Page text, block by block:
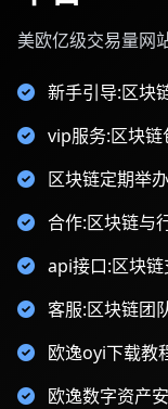
美欧亿级交易量网
新手引导:区块
vip服务:区块
区块链定期举
合作:区块链与
api接口:区块
客服:区块链团
欧逸oyi下载教
欧逸数字资产